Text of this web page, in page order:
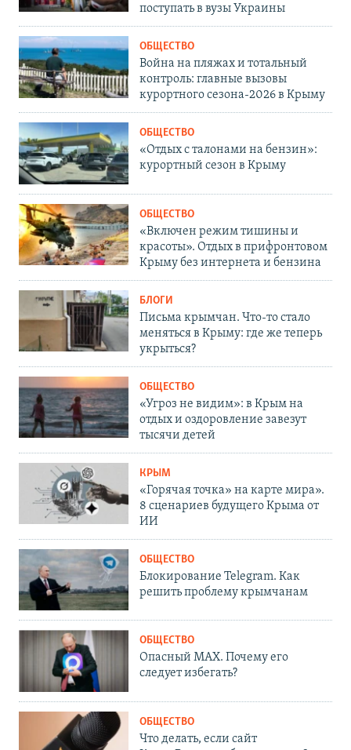
поступать в вузы Украины
ОБЩЕСТВО
Война на пляжах и тотальный
контроль: главные вызовы
курортного сезона-2026 в Крыму
ОБЩЕСТВО
«Отдых с талонами на бензин»:
курортный сезон в Крыму
ОБЩЕСТВО
«Включен режим тишины и
красоты». Отдых в прифронтовом
Крыму без интернета и бензина
БЛОГИ
Письма крымчан. Что-то стало
меняться в Крыму: где же теперь
укрыться?
ОБЩЕСТВО
«Угроз не видим»: в Крым на
отдых и оздоровление завезут
тысячи детей
КРЫМ
«Горячая точка» на карте мира».
8 сценариев будущего Крыма от
ИИ
ОБЩЕСТВО
Блокирование Telegram. Как
решить проблему крымчанам
ОБЩЕСТВО
Опасный MAX. Почему его
следует избегать?
ОБЩЕСТВО
Что делать, если сайт